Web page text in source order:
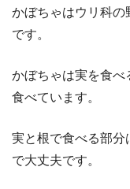
かぼちゃはウリ科の
です。
かぼちゃは実を食べ
食べています。
実と根で食べる部分
で大丈夫です。